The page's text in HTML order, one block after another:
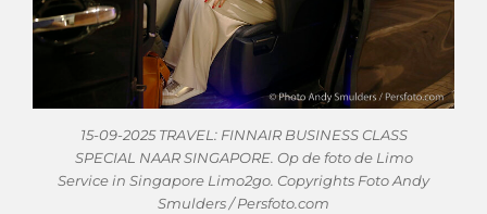
15-09-2025 TRAVEL: FINNAIR BUSINESS CLASS
SPECIAL NAAR SINGAPORE. Op de foto de Limo
Service in Singapore Limo2go. Copyrights Foto Andy
Smulders / Persfoto.com